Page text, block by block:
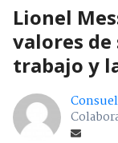
Lionel
valores de
trabajo y